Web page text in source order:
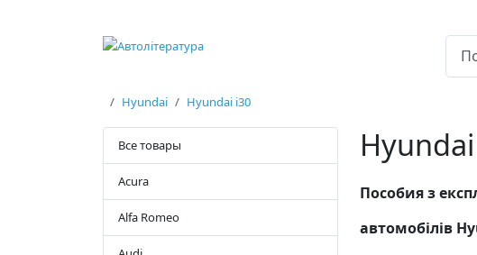
Hyundai Hyundai i30
Все товары
Acura
Alfa Romeo
Пособия з
автомобілів